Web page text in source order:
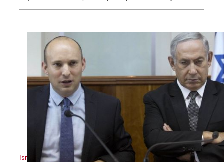
Israël : un sioniste en chasse un autre !